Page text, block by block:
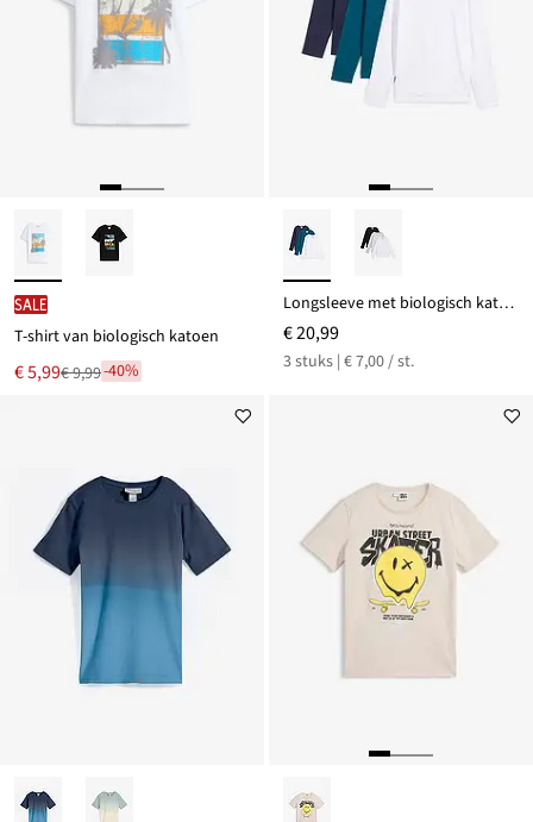
SALE
T-shirt van biologisch katoen
Nu
voor
€ 5,99
Van € 9,99-40%
Longsleeve met biologisch katoen (set van 3)
€ 20,99
3 stuks | € 7,00 / st.